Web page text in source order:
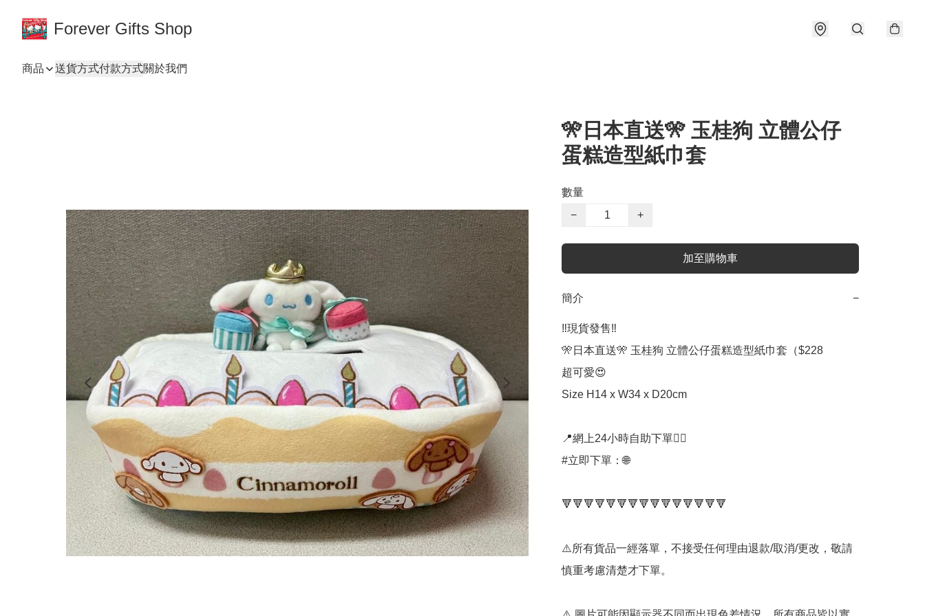
Forever Gifts Shop
商品 送貨方式付款方式關於我們
🎌日本直送🎌 玉桂狗 立體公仔
蛋糕造型紙巾套
數量
−
+
加至購物車
簡介 −
‼️現貨發售‼️
🎌日本直送🎌 玉桂狗 立體公仔蛋糕造型紙巾套（$228
超可愛😍
Size H14 x W34 x D20cm
📍網上24小時自助下單👍🏻
#立即下單：🌐
🔻🔻🔻🔻🔻🔻🔻🔻🔻🔻🔻🔻🔻🔻🔻
⚠️所有貨品一經落單，不接受任何理由退款/取消/更改，敬請
慎重考慮清楚才下單。